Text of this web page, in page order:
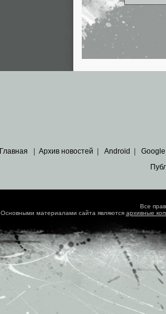
Главная Архив новостей Android Google
Все
Основными материалами сайта являются архивные